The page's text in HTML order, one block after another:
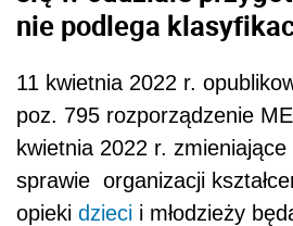
nie podlega
11 kwietnia 2022 r.
poz. 795 rozporządzenie
kwietnia 2022 r.
sprawie organizacji
opieki dzieci i młodzieży